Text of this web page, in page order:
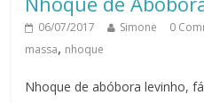
06/07/2017 Simone 0
massa, nhoque
Nhoque de abóbora levinho,